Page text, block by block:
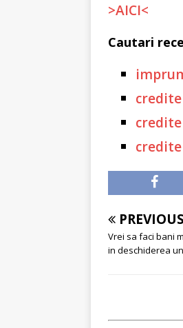
>AICI<
Cautari
PREVIOUS
Vrei sa faci bani
in deschiderea